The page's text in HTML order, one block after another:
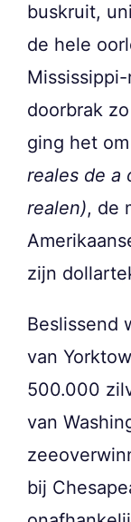
buskruit,
de hele
doorbrak
ging het
reales de a
realen), de
zijn
Beslissend
van
500.000
van
bij